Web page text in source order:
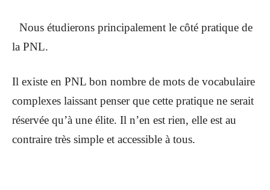
Nous étudierons principalement le côté pratique de
la PNL.
Il existe en PNL bon nombre de mots de vocabulaire
complexes laissant penser que cette pratique ne serait
réservée qu’à une élite. Il n’en est rien, elle est au
contraire très simple et accessible à tous.